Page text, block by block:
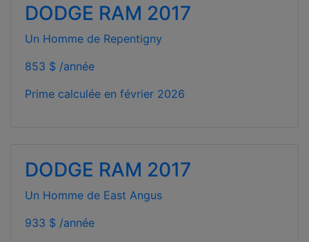
DODGE RAM 2017
Un Homme de Repentigny
853 $ /année
Prime calculée en février 2026
DODGE RAM 2017
Un Homme de East Angus
933 $ /année